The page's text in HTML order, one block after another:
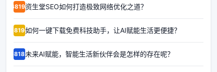
68191资生堂SEO如何打造极致网络优化之道？
68190如何一键下载免费科技助手，让AI赋能生活更便捷？
68189未来AI赋能，智能生活新伙伴会是怎样的存在呢？